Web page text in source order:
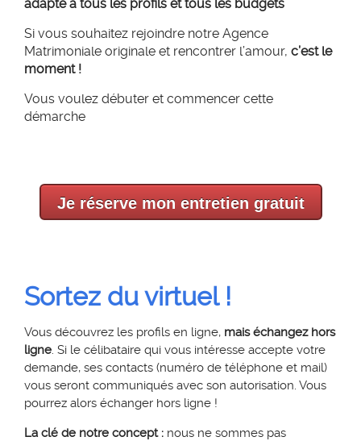
adapté à tous les profils et tous les budgets
Si vous souhaitez rejoindre notre Agence
Matrimoniale originale et rencontrer l’amour, c’est le
moment !
Vous voulez débuter et commencer cette
démarche
Je réserve mon entretien gratuit
Sortez du virtuel !
Vous découvrez les profils en ligne, mais échangez hors
ligne. Si le célibataire qui vous intéresse accepte votre
demande, ses contacts (numéro de téléphone et mail)
vous seront communiqués avec son autorisation. Vous
pourrez alors échanger hors ligne !
La clé de notre concept : nous ne sommes pas